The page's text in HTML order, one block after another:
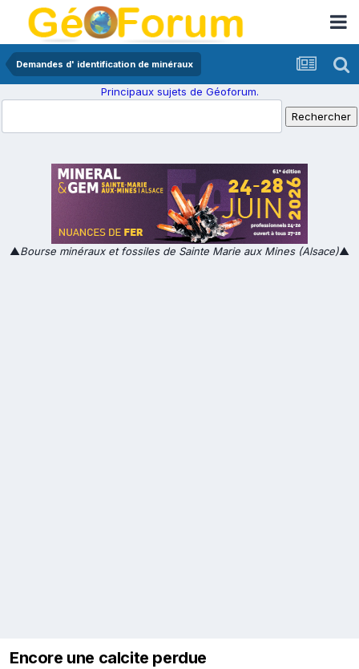
Demandes d' identification de minéraux
Principaux sujets de Géoforum.
▲Bourse minéraux et fossiles de Sainte Marie aux Mines (Alsace)▲
Encore une calcite perdue